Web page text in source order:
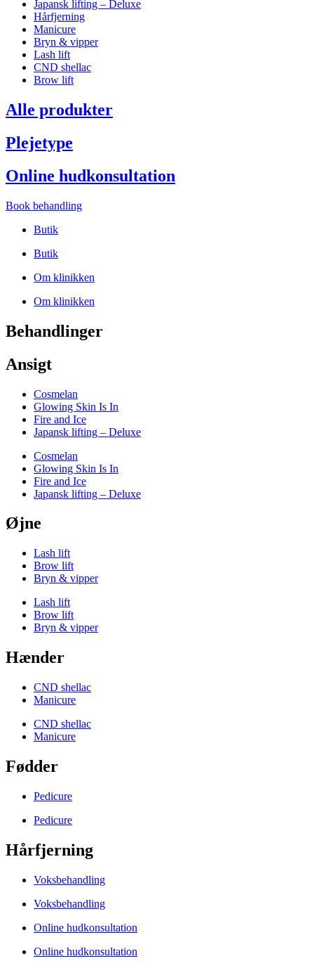
Japansk lifting – Deluxe
Hårfjerning
Manicure
Bryn & vipper
Lash lift
CND shellac
Brow lift
Alle produkter
Plejetype
Online hudkonsultation
Book behandling
Butik
Butik
Om klinikken
Om klinikken
Behandlinger
Ansigt
Cosmelan
Glowing Skin Is In
Fire and Ice
Japansk lifting – Deluxe
Cosmelan
Glowing Skin Is In
Fire and Ice
Japansk lifting – Deluxe
Øjne
Lash lift
Brow lift
Bryn & vipper
Lash lift
Brow lift
Bryn & vipper
Hænder
CND shellac
Manicure
CND shellac
Manicure
Fødder
Pedicure
Pedicure
Hårfjerning
Voksbehandling
Voksbehandling
Online hudkonsultation
Online hudkonsultation